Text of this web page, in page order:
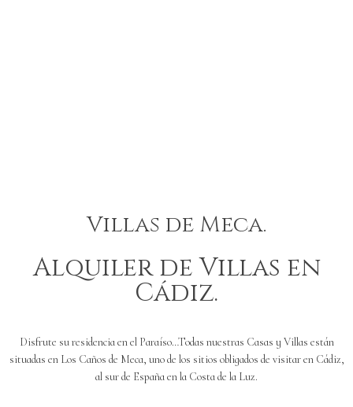
Villas de Meca.
Alquiler de Villas en
Cádiz.
Disfrute su residencia en el Paraíso…Todas nuestras Casas y Villas están
situadas en Los Caños de Meca, uno de los sitios obligados de visitar en Cádiz,
al sur de España en la Costa de la Luz.